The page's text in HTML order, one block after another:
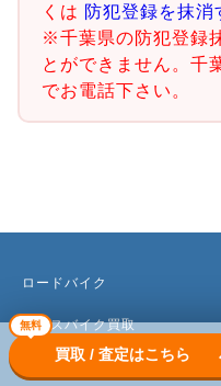
くは 防犯登録を抹消
※千葉県の防犯登録
とができません。千
でお電話下さい。
無料
買取 / 査定はこちら
ロードバイク
クロスバイク買取
マウンテンバイク買取